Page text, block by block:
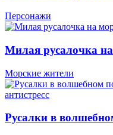
Персонажи
Милая русалочка
Морские жители
Русалки в